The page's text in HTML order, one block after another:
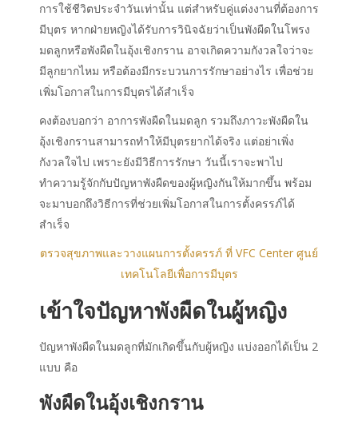
การใช้ชีวิตประจำวันเท่านั้น แต่สำหรับคู่แต่งงานที่ต้องการ
มีบุตร หากฝ่ายหญิงได้รับการวินิจฉัยว่าเป็นพังผืดในโพรง
มดลูกหรือพังผืดในอุ้งเชิงกราน อาจเกิดความกังวลใจว่าจะ
มีลูกยากไหม หรือต้องมีกระบวนการรักษาอย่างไร เพื่อช่วย
เพิ่มโอกาสในการมีบุตรได้สำเร็จ
คงต้องบอกว่า อาการพังผืดในมดลูก รวมถึงภาวะพังผืดใน
อุ้งเชิงกรานสามารถทำให้มีบุตรยากได้จริง แต่อย่าเพิ่ง
กังวลใจไป เพราะยังมีวิธีการรักษา วันนี้เราจะพาไป
ทำความรู้จักกับปัญหาพังผืดของผู้หญิงกันให้มากขึ้น พร้อม
จะมาบอกถึงวิธีการที่ช่วยเพิ่มโอกาสในการตั้งครรภ์ได้
สำเร็จ
ตรวจสุขภาพและวางแผนการตั้งครรภ์ ที่ VFC Center ศูนย์
เทคโนโลยีเพื่อการมีบุตร
เข้าใจปัญหาพังผืดในผู้หญิง
ปัญหาพังผืดในมดลูกที่มักเกิดขึ้นกับผู้หญิง แบ่งออกได้เป็น 2
แบบ คือ
พังผืดในอุ้งเชิงกราน